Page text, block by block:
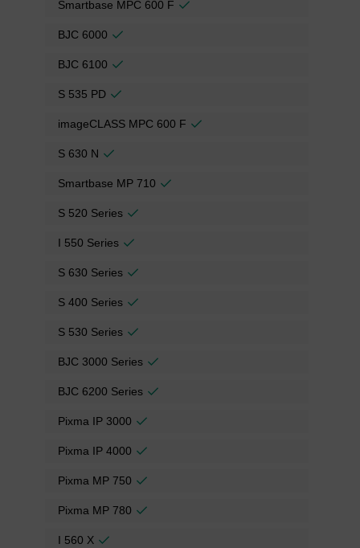
Smartbase MPC 600 F
BJC 6000
BJC 6100
S 535 PD
imageCLASS MPC 600 F
S 630 N
Smartbase MP 710
S 520 Series
I 550 Series
S 630 Series
S 400 Series
S 530 Series
BJC 3000 Series
BJC 6200 Series
Pixma IP 3000
Pixma IP 4000
Pixma MP 750
Pixma MP 780
I 560 X